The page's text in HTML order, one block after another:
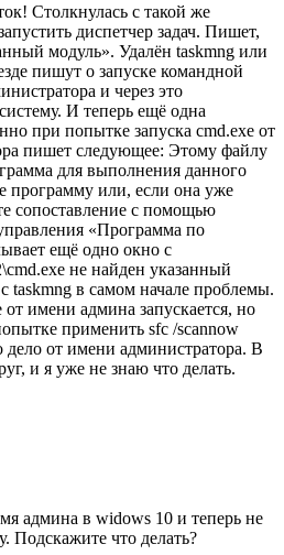
Столкнулась с такой же
диспетчер задач. Пишет,
модуль». Удалён taskmng или
пишут о запуске командной
и через это
И теперь ещё одна
при попытке запуска cmd.exe от
пишет следующее: Этому файлу
для выполнения данного
программу или, если она уже
сопоставление с помощью
«Программа по
ещё одно окно с
не найден указанный
taskmng в самом начале проблемы.
имени админа запускается, но
применить sfc /scannow
дело от имени администратора. В
и я уже не знаю что делать.
админа в widows 10 и теперь не
Подскажите что делать?